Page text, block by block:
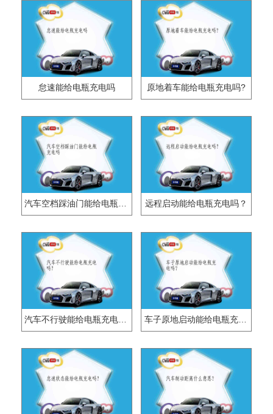
怠速能给电瓶充电吗 原地着车能给电瓶充电吗?
汽车空档踩油门能给电瓶充电吗 远程启动能给电瓶充电吗？
汽车不行驶能给电瓶充电吗？ 车子原地启动能给电瓶充电吗？